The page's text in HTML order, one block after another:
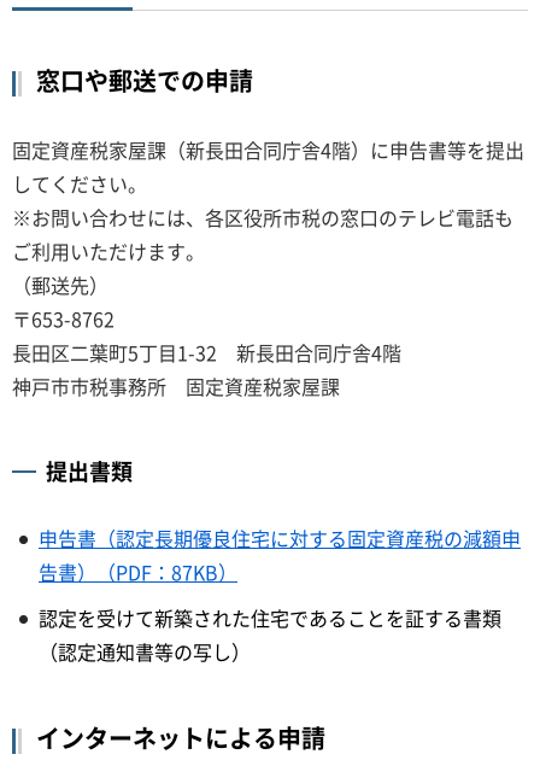
窓口や郵送での申請
固定資産税家屋課（新長田合同庁舎4階）に申告書等を提出
してください。
※お問い合わせには、各区役所市税の窓口のテレビ電話も
ご利用いただけます。
（郵送先）
〒653-8762
長田区二葉町5丁目1-32 新長田合同庁舎4階
神戸市市税事務所 固定資産税家屋課
提出書類
申告書（認定長期優良住宅に対する固定資産税の減額申
告書）（PDF：87KB）
認定を受けて新築された住宅であることを証する書類
（認定通知書等の写し）
インターネットによる申請